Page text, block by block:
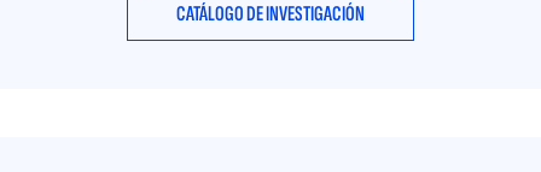
CATÁLOGO DE INVESTIGACIÓN